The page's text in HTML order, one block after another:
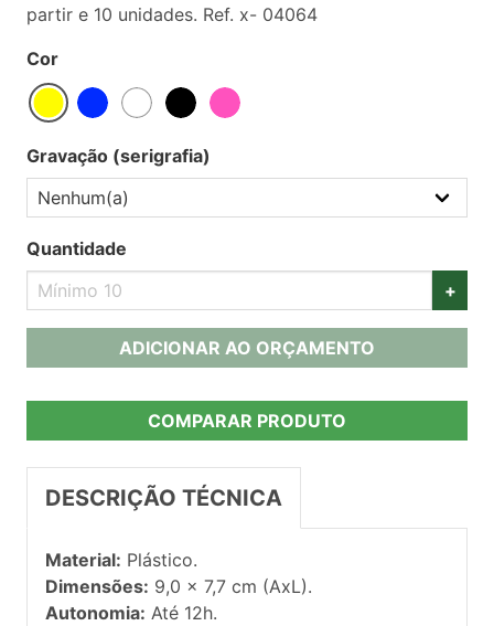
partir e 10 unidades. Ref. x- 04064
Cor
Gravação (serigrafia)
Quantidade
+
ADICIONAR AO ORÇAMENTO
COMPARAR PRODUTO
DESCRIÇÃO TÉCNICA
Material: Plástico.
Dimensões: 9,0 x 7,7 cm (AxL).
Autonomia: Até 12h.